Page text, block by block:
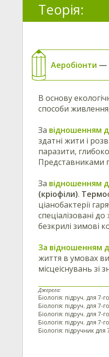
Теорія:
Аеробіонти —
В основу
способи
За відношенням
здатні жити і
паразити,
Представниками
За відношенням
(кріофіли).
ціанобактерії
спеціалізовані
безкрилі зимові
За відношенням
життя в умовах
місцеіснувань
Джерела:
Біологія: підруч. для
Біологія: підруч. для
Біологія: підруч. для
Біологія: підруч. для
Біологія: підручник